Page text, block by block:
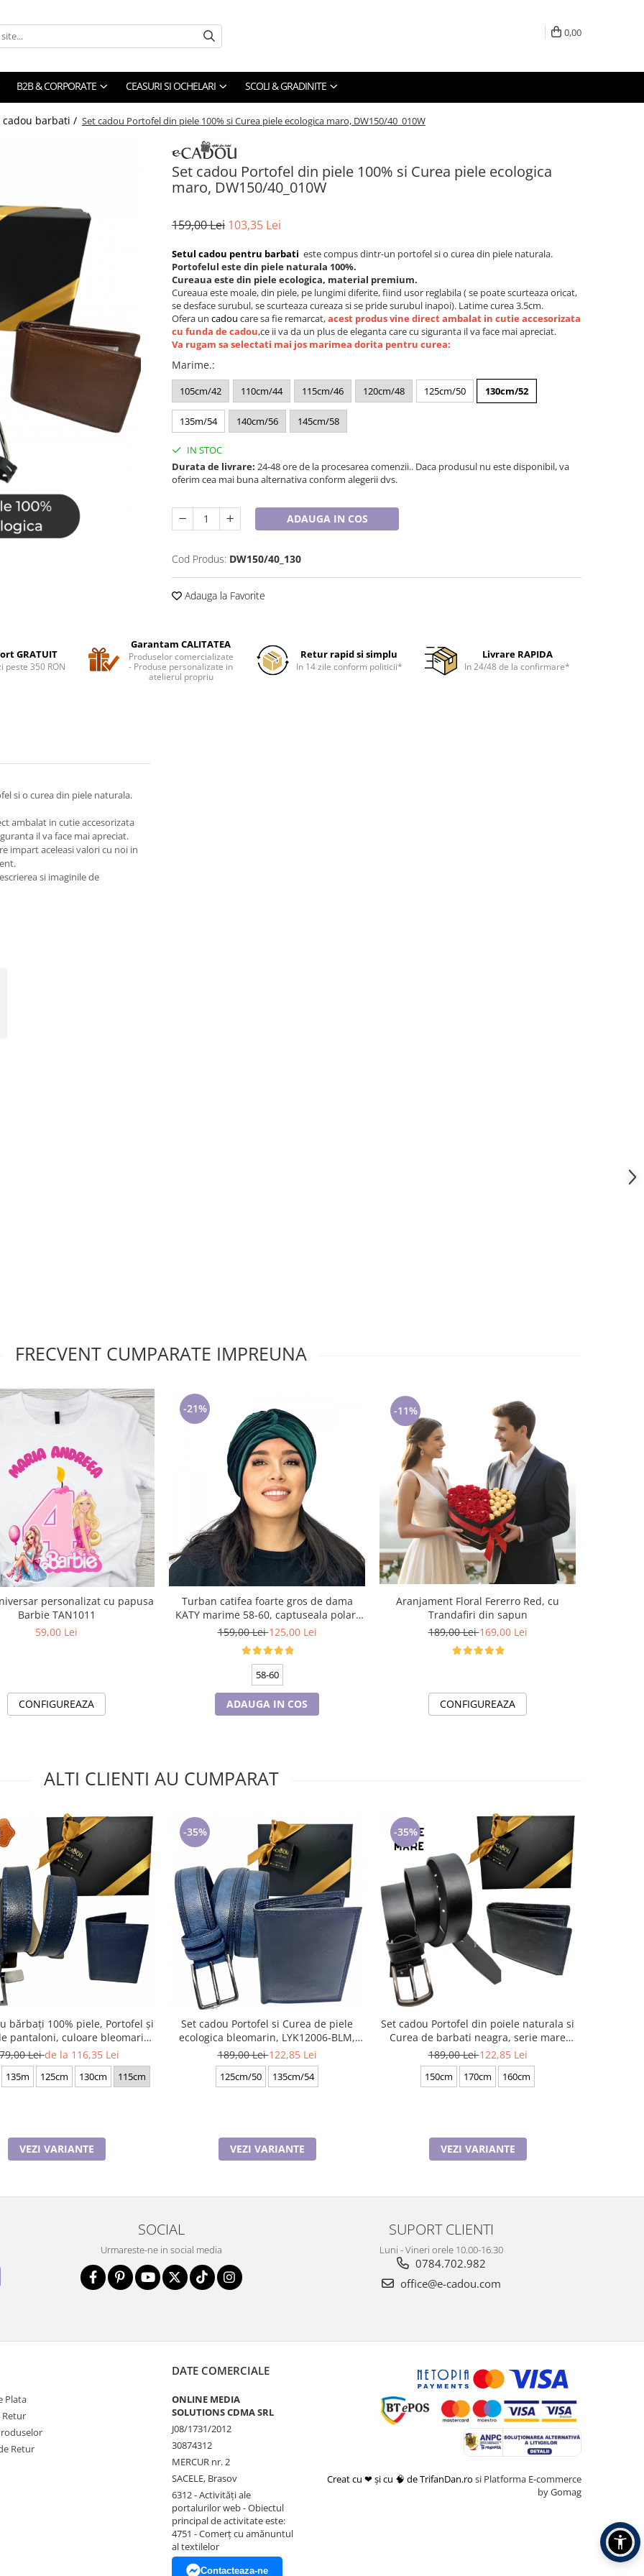
0,00
B2B & CORPORATE CEASURI SI OCHELARI SCOLI & GRADINITE
cadou barbati / Set cadou Portofel din piele 100% si Curea piele ecologica maro, DW150/40_010W
Set cadou Portofel din piele 100% si Curea piele ecologica
maro, DW150/40_010W
159,00 Lei 103,35 Lei
Setul cadou pentru barbati este compus dintr-un portofel si o curea din piele naturala.
Portofelul este din piele naturala 100%.
Cureaua este din piele ecologica, material premium.
Cureaua este moale, din piele, pe lungimi diferite, fiind usor reglabila ( se poate scurteaza oricat,
se desface surubul, se scurteaza cureaza si se pride surubul inapoi). Latime curea 3.5cm.
Ofera un cadou care sa fie remarcat,acest produs vine direct ambalat in cutie accesorizata
cu funda de cadou,ce ii va da un plus de eleganta care cu siguranta il va face mai apreciat.
Va rugam sa selectati mai jos marimea dorita pentru curea:
Marime.:
105cm/42 110cm/44 115cm/46 120cm/48 125cm/50 130cm/52
135m/54 140cm/56 145cm/58
IN STOC
Durata de livrare: 24-48 ore de la procesarea comenzii.. Daca produsul nu este disponibil, va
oferim cea mai buna alternativa conform alegerii dvs.
ADAUGA IN COS
Cod Produs: DW150/40_130
Adauga la Favorite
GRATUIT
peste 350 RON
Garantam CALITATEA
Produselor comercializate
- Produse personalizate in
atelierul propriu
Retur rapid si simplu
In 14 zile conform politicii*
Livrare RAPIDA
In 24/48 de la confirmare*
si o curea din piele naturala.
ambalat in cutie accesorizata
il va face mai apreciat.
impart aceleasi valori cu noi in
si imaginile de
FRECVENT CUMPARATE IMPREUNA
cu papusa
Barbie TAN1011
59,00 Lei
CONFIGUREAZA
-21%
Turban catifea foarte gros de dama
KATY marime 58-60, captuseala polar,
culoare verde emerald
159,00 Lei125,00 Lei
58-60
ADAUGA IN COS
-11%
Aranjament Floral Fererro Red, cu
Trandafiri din sapun
189,00 Lei169,00 Lei
CONFIGUREAZA
ALTI CLIENTI AU CUMPARAT
bărbați 100% piele, Portofel și
pantaloni, culoare bleomarin
cu striatii, F-2106-4
Leide la 116,35 Lei
135m 125cm 130cm 115cm
VEZI VARIANTE
-35%
Set cadou Portofel si Curea de piele
ecologica bleomarin, LYK12006-BLM,
latime curea 3.5cm, e-CADOU
189,00 Lei122,85 Lei
125cm/50 135cm/54
VEZI VARIANTE
-35%
Set cadou Portofel din poiele naturala si
Curea de barbati neagra, serie mare
battal, A702-4.N_1379
189,00 Lei122,85 Lei
150cm 170cm 160cm
VEZI VARIANTE
SOCIAL
Urmareste-ne in social media
SUPORT CLIENTI
Luni - Vineri orele 10.00-16.30
0784.702.982
office@e-cadou.com
Plata
Retur
Retur
DATE COMERCIALE
ONLINE MEDIA
SOLUTIONS CDMA SRL
J08/1731/2012
30874312
MERCUR nr. 2
SACELE, Brasov
6312 - Activităţi ale
portalurilor web - Obiectul
principal de activitate este:
4751 - Comerţ cu amănuntul
al textilelor
Contacteaza-ne
Creat cu ❤ și cu 🧠 de TrifanDan.ro si Platforma E-commerce
by Gomag